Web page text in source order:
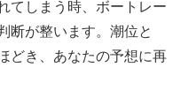
てしまう時、ボートレー
断が整います。潮位と
どき、あなたの予想に再